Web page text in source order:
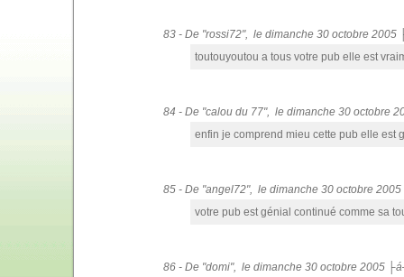
83 - De "rossi72", le dimanche 30 octobre 2005
toutouyoutou a tous votre pub elle est
84 - De "calou du 77", le dimanche 30 octobre
enfin je comprend mieu cette pub elle est
85 - De "angel72", le dimanche 30 octobre
votre pub est génial continué comme sa
86 - De "domi", le dimanche 30 octobre 2005